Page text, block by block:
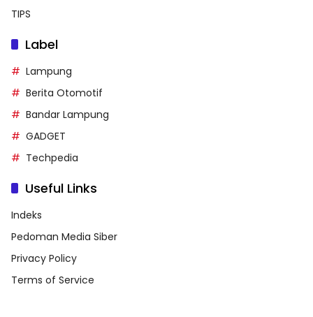
TIPS
Label
Lampung
Berita Otomotif
Bandar Lampung
GADGET
Techpedia
Useful Links
Indeks
Pedoman Media Siber
Privacy Policy
Terms of Service